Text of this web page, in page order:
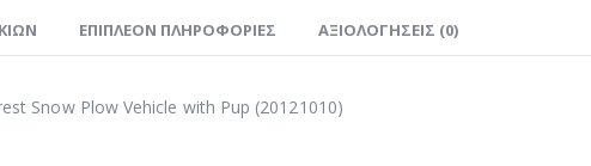
ΕΠΙΠΛΈΟΝ ΠΛΗΡΟΦΟΡΊΕΣ ΑΞΙΟΛΟΓΉΣΕΙΣ (0)
Snow Plow Vehicle with Pup (20121010)